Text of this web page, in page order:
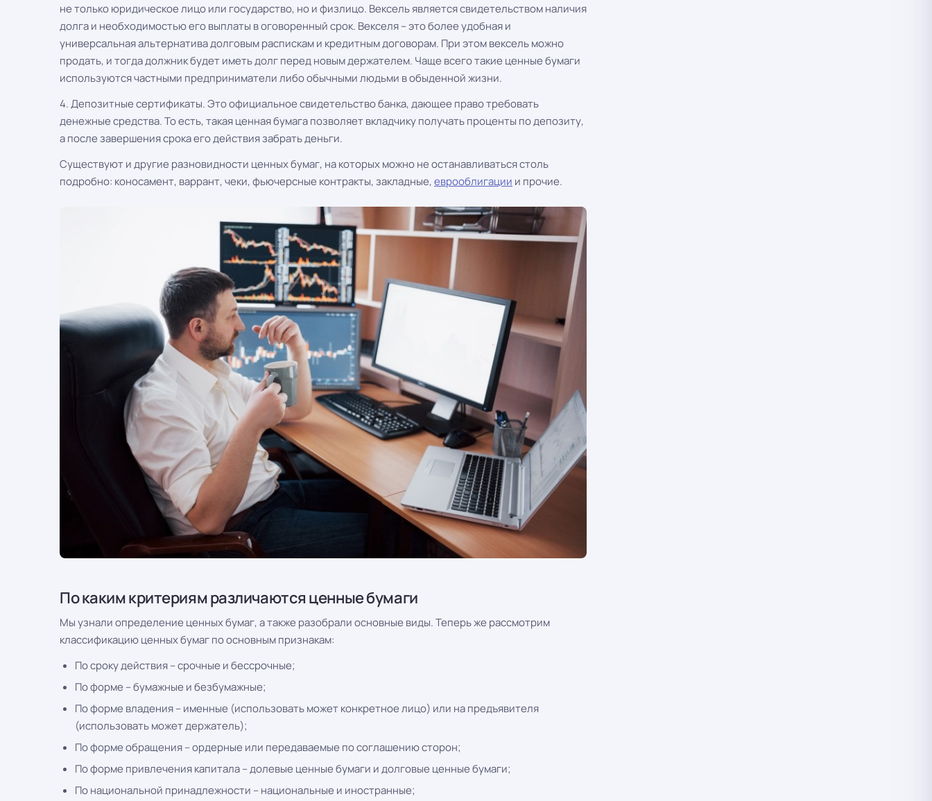
не только юридическое лицо или государство, но и физлицо. Вексель является свидетельством наличия
долга и необходимостью его выплаты в оговоренный срок. Векселя – это более удобная и
универсальная альтернатива долговым распискам и кредитным договорам. При этом вексель можно
продать, и тогда должник будет иметь долг перед новым держателем. Чаще всего такие ценные бумаги
используются частными предприниматели либо обычными людьми в обыденной жизни.
4. Депозитные сертификаты. Это официальное свидетельство банка, дающее право требовать
денежные средства. То есть, такая ценная бумага позволяет вкладчику получать проценты по депозиту,
а после завершения срока его действия забрать деньги.
Существуют и другие разновидности ценных бумаг, на которых можно не останавливаться столь
подробно: коносамент, варрант, чеки, фьючерсные контракты, закладные,еврооблигации и прочие.
По каким критериям различаются ценные бумаги
Мы узнали определение ценных бумаг, а также разобрали основные виды. Теперь же рассмотрим
классификацию ценных бумаг по основным признакам:
По сроку действия – срочные и бессрочные;
По форме – бумажные и безбумажные;
По форме владения – именные (использовать может конкретное лицо) или на предъявителя
(использовать может держатель);
По форме обращения – ордерные или передаваемые по соглашению сторон;
По форме привлечения капитала – долевые ценные бумаги и долговые ценные бумаги;
По национальной принадлежности – национальные и иностранные;